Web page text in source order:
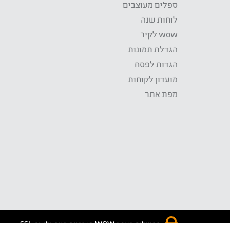
ספלים מעוצבים
לוחות שנה
wow לקיר
הגדלת תמונות
הגדות לפסח
מועדון לקוחות
מפת אתר
התשלום באתר WOW מאובטח בטכנולוגית SSL